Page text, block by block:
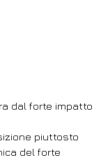
dal forte impatto
piuttosto
del forte